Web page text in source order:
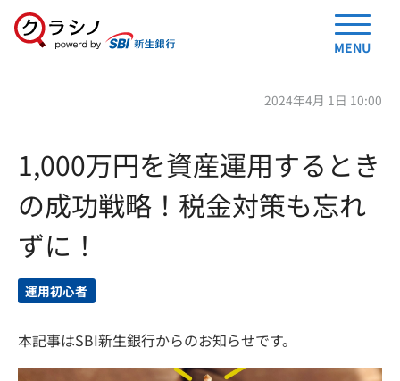
MENU
2024年4月 1日 10:00
1,000万円を資産運用するとき
の成功戦略！税金対策も忘れ
ずに！
運用初心者
本記事はSBI新生銀行からのお知らせです。